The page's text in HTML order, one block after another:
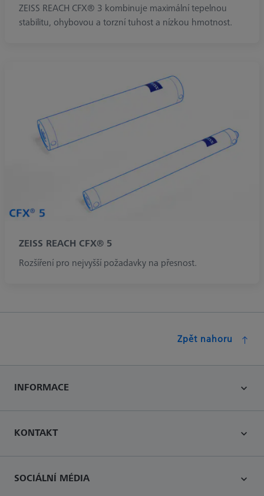
ZEISS REACH CFX® 3 kombinuje maximální tepelnou
stabilitu, ohybovou a torzní tuhost a nízkou hmotnost.
ZEISS REACH CFX® 5
Rozšíření pro nejvyšší požadavky na přesnost.
Zpět nahoru
INFORMACE
KONTAKT
SOCIÁLNÍ MÉDIA